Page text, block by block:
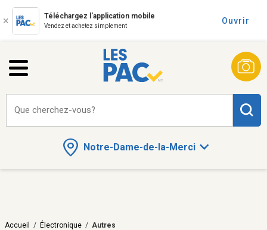
Téléchargez l'application mobile
Vendez et achetez simplement
Ouvrir
Notre-Dame-de-la-Merci
Que cherchez-vous?
Accueil / Électronique / Autres